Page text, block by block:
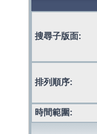
搜尋子版面:
排列順序:
時間範圍: